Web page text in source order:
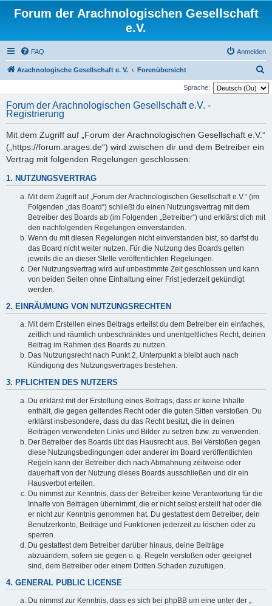
Forum der Arachnologischen Gesellschaft
e.V.
FAQ Anmelden
Arachnologische Gesellschaft e. V. Forenübersicht
u
Sprache:
Forum der Arachnologischen Gesellschaft e.V. -
Registrierung
Mit dem Zugriff auf „Forum der Arachnologischen Gesellschaft e.V.“
(„https://forum.arages.de“) wird zwischen dir und dem Betreiber ein
Vertrag mit folgenden Regelungen geschlossen:
1. NUTZUNGSVERTRAG
Mit dem Zugriff auf „Forum der Arachnologischen Gesellschaft e.V.“ (im
Folgenden „das Board“) schließt du einen Nutzungsvertrag mit dem
Betreiber des Boards ab (im Folgenden „Betreiber“) und erklärst dich mit
den nachfolgenden Regelungen einverstanden.
Wenn du mit diesen Regelungen nicht einverstanden bist, so darfst du
das Board nicht weiter nutzen. Für die Nutzung des Boards gelten
jeweils die an dieser Stelle veröffentlichten Regelungen.
Der Nutzungsvertrag wird auf unbestimmte Zeit geschlossen und kann
von beiden Seiten ohne Einhaltung einer Frist jederzeit gekündigt
werden.
2. EINRÄUMUNG VON NUTZUNGSRECHTEN
Mit dem Erstellen eines Beitrags erteilst du dem Betreiber ein einfaches,
zeitlich und räumlich unbeschränktes und unentgeltliches Recht, deinen
Beitrag im Rahmen des Boards zu nutzen.
Das Nutzungsrecht nach Punkt 2, Unterpunkt a bleibt auch nach
Kündigung des Nutzungsvertrages bestehen.
3. PFLICHTEN DES NUTZERS
Du erklärst mit der Erstellung eines Beitrags, dass er keine Inhalte
enthält, die gegen geltendes Recht oder die guten Sitten verstoßen. Du
erklärst insbesondere, dass du das Recht besitzt, die in deinen
Beiträgen verwendeten Links und Bilder zu setzen bzw. zu verwenden.
Der Betreiber des Boards übt das Hausrecht aus. Bei Verstößen gegen
diese Nutzungsbedingungen oder anderer im Board veröffentlichten
Regeln kann der Betreiber dich nach Abmahnung zeitweise oder
dauerhaft von der Nutzung dieses Boards ausschließen und dir ein
Hausverbot erteilen.
Du nimmst zur Kenntnis, dass der Betreiber keine Verantwortung für die
Inhalte von Beiträgen übernimmt, die er nicht selbst erstellt hat oder die
er nicht zur Kenntnis genommen hat. Du gestattest dem Betreiber, dein
Benutzerkonto, Beiträge und Funktionen jederzeit zu löschen oder zu
sperren.
Du gestattest dem Betreiber darüber hinaus, deine Beiträge
abzuändern, sofern sie gegen o. g. Regeln verstoßen oder geeignet
sind, dem Betreiber oder einem Dritten Schaden zuzufügen.
4. GENERAL PUBLIC LICENSE
Du nimmst zur Kenntnis, dass es sich bei phpBB um eine unter der „